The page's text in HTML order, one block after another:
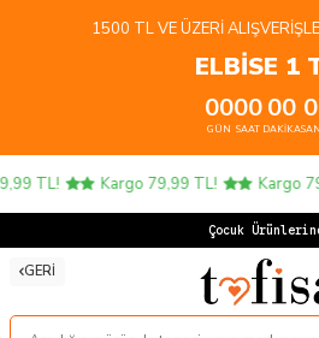
1500 TL VE ÜZERI
ELBİSE 1
00
GÜN
00
SAAT
00
DAKIKA
Kargo 79,99 TL! Kargo 79,99 TL!
Çocuk
GERI